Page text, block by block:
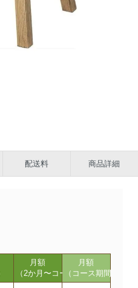
配送料 商品詳細
月額
（2か月〜コース期間まで）
月額
（コース期間以降）